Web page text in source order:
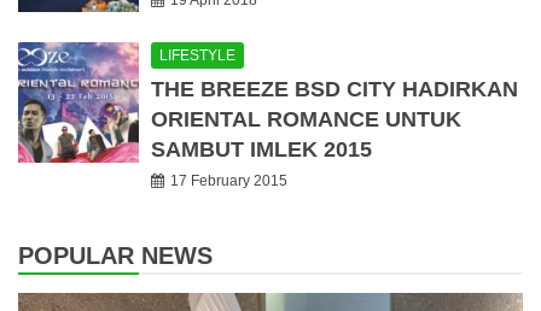
LIFESTYLE
THE BREEZE BSD CITY HADIRKAN
ORIENTAL ROMANCE UNTUK
SAMBUT IMLEK 2015
17 February 2015
POPULAR NEWS